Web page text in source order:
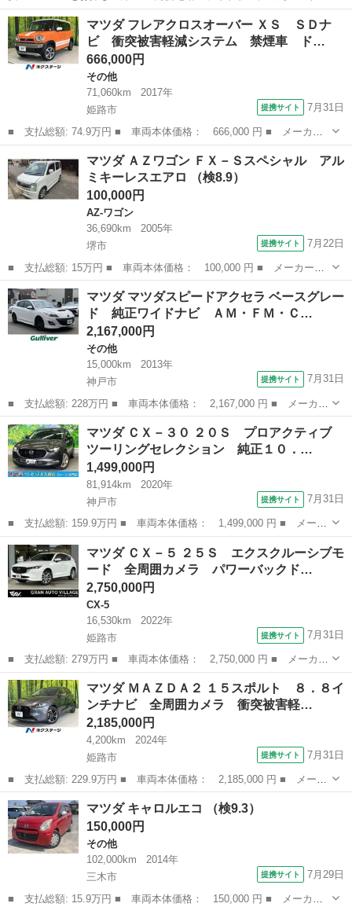
人乗り 検査なし、一時抹消渡し リサイクル預託金 別途￥14,210 検
査渡しは相談 年式 平成22年9月 走行 149,900km エア...
兵庫 姫路市 英賀保駅 その他
マツダ フレアクロスオーバー ＸＳ ＳＤナ
ビ 衝突被害軽減システム 禁煙車 ド…
666,000円
その他
71,060km
2017年
姫路市
提携サイト 7月31日
■ 支払総額: 74.9万円 ■ 車両本体価格： 666,000 円 ■ メーカー
名： マツダ ■ 車種名： フレアクロスオーバー ■ グレード
名： ＸＳ ＳＤナビ 衝突被害軽減システム 禁煙車 ドラレコ
スマートキー Ｈ...
その他
マツダ ＡＺワゴン ＦＸ－Ｓスペシャル アル
ミキーレスエアロ （検8.9）
100,000円
AZ-ワゴン
36,690km
2005年
堺市
提携サイト 7月22日
■ 支払総額: 15万円 ■ 車両本体価格： 100,000 円 ■ メーカー
名： マツダ ■ 車種名： ＡＺワゴン ■ グレード名： ＦＸ－Ｓ
スペシャル アルミキーレスエアロ ■ 排気量： 660cc ■ ドア枚
数： 5...
大阪 堺市 AZ-ワゴン
マツダ マツダスピードアクセラ ベースグレー
ド 純正ワイドナビ ＡＭ・ＦＭ・Ｃ…
2,167,000円
その他
15,000km
2013年
神戸市
提携サイト 7月31日
■ 支払総額: 228万円 ■ 車両本体価格： 2,167,000 円 ■ メーカー
名： マツダ ■ 車種名： マツダスピードアクセラ ■ グレード
名： ベースグレード 純正ワイドナビ ＡＭ・ＦＭ・ＣＤ・ＤＶ
Ｄ・フルセグＴ...
兵庫 神戸市 その他
マツダ ＣＸ－３０ ２０Ｓ プロアクティブ
ツーリングセレクション 純正１０．…
1,499,000円
81,914km
2020年
神戸市
提携サイト 7月31日
■ 支払総額: 159.9万円 ■ 車両本体価格： 1,499,000 円 ■ メーカ
ー名： マツダ ■ 車種名： ＣＸ－３０ ■ グレード名： ２０
Ｓ プロアクティブ ツーリングセレクション 純正１０．２５イン
チナビ・ｉ...
兵庫 神戸市 マツダ
マツダ ＣＸ－５ ２５Ｓ エクスクルーシブモ
ード 全周囲カメラ パワーバックド…
2,750,000円
CX-5
16,530km
2022年
姫路市
提携サイト 7月31日
■ 支払総額: 279万円 ■ 車両本体価格： 2,750,000 円 ■ メーカー
名： マツダ ■ 車種名： ＣＸ－５ ■ グレード名： ２５Ｓ エ
クスクルーシブモード 全周囲カメラ パワーバックドア ベンチレ
ーション ...
兵庫 姫路市 CX-5
マツダ ＭＡＺＤＡ２ １５スポルト ８．８イ
ンチナビ 全周囲カメラ 衝突被害軽…
2,185,000円
4,200km
2024年
姫路市
提携サイト 7月31日
■ 支払総額: 229.9万円 ■ 車両本体価格： 2,185,000 円 ■ メーカ
ー名： マツダ ■ 車種名： ＭＡＺＤＡ２ ■ グレード名： １５
スポルト ８．８インチナビ 全周囲カメラ 衝突被害軽減システ
ム レーダ...
兵庫 姫路市 マツダ
マツダ キャロルエコ （検9.3）
150,000円
その他
102,000km
2014年
三木市
提携サイト 7月29日
■ 支払総額: 15.9万円 ■ 車両本体価格： 150,000 円 ■ メーカー